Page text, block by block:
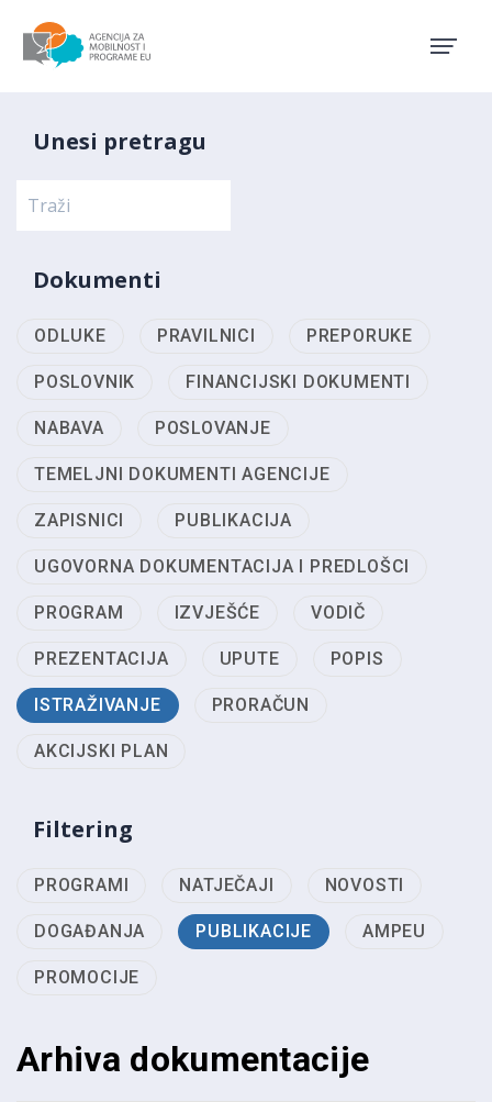
Unesi pretragu
Dokumenti
ODLUKE PRAVILNICI PREPORUKE
POSLOVNIK FINANCIJSKI DOKUMENTI
NABAVA POSLOVANJE
TEMELJNI DOKUMENTI AGENCIJE
ZAPISNICI PUBLIKACIJA
UGOVORNA DOKUMENTACIJA I PREDLOŠCI
PROGRAM IZVJEŠĆE VODIČ
PREZENTACIJA UPUTE POPIS
ISTRAŽIVANJE PRORAČUN
AKCIJSKI PLAN
Filtering
PROGRAMI NATJEČAJI NOVOSTI
DOGAĐANJA PUBLIKACIJE AMPEU
PROMOCIJE
Arhiva dokumentacije